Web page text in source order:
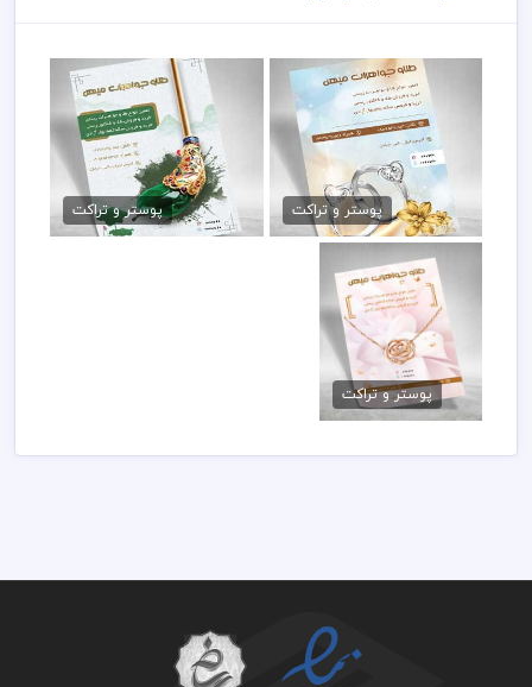
دانلود تراکت گالری جواهرات
79,000 تومانپوستر و تراکت
تراکت psd گالری جواهرات
79,000 تومانپوستر و تراکت
تراکت لایه باز جواهر
فروشی
79,000 تومان
پوستر و تراکت